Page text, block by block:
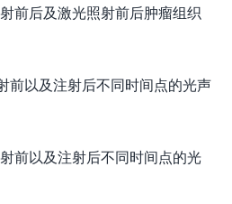
前后及激光照射前后肿瘤组织
前以及注射后不同时间点的光声
前以及注射后不同时间点的光